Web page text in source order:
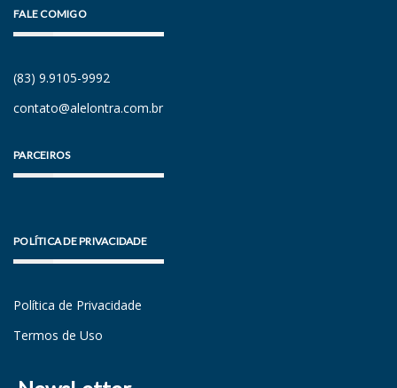
FALE COMIGO
(83) 9.9105-9992
contato@alelontra.com.br
PARCEIROS
POLÍTICA DE PRIVACIDADE
Política de Privacidade
Termos de Uso